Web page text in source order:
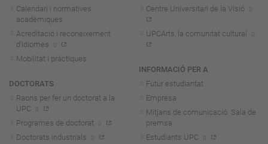
Calendari i normatives
acadèmiques
Acreditació i reconeixement
d'idiomes
Mobilitat i pràctiques
DOCTORATS
Raons per fer un doctorat a la
UPC
Programes de doctorat
Doctorats industrials
Centre Universitari de la Visió
UPCArts, la comunitat cultural
INFORMACIÓ PER A
Futur estudiantat
Empresa
Mitjans de comunicació. Sala de
premsa
Estudiants UPC